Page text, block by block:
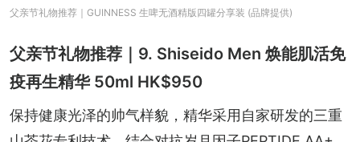
父亲节礼物推荐｜GUINNESS 生啤无酒精版四罐分享装 (品牌提供)
父亲节礼物推荐｜9. Shiseido Men 焕能肌活免
疫再生精华 50ml HK$950
保持健康光泽的帅气样貌，精华采用自家研发的三重